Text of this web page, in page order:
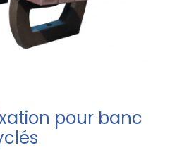
pour banc